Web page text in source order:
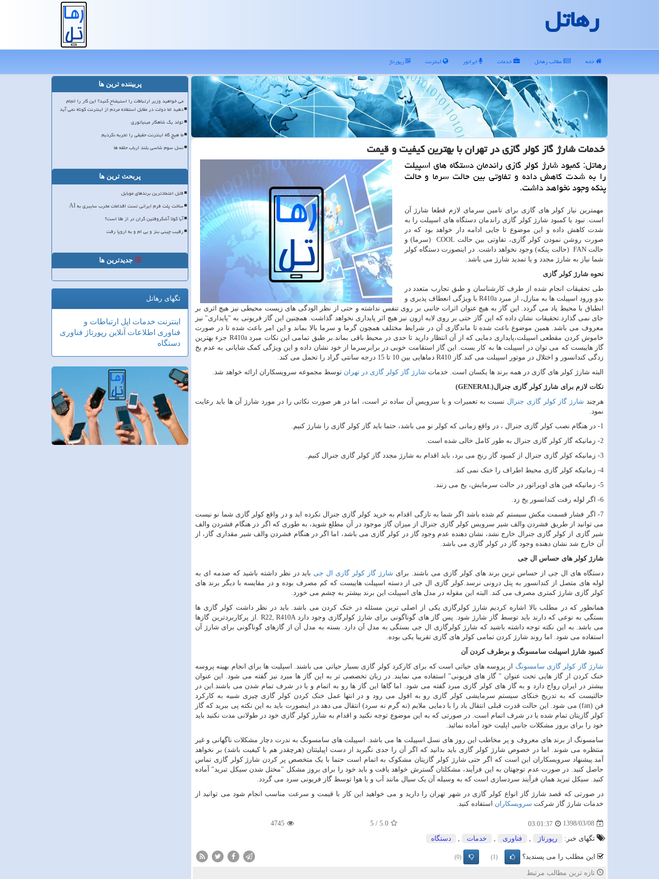
رهاتل
خانه مطالب رهاتل خدمات اپراتور اینترنت رپورتاژ
خدمات شارژ گاز كولر گازی در تهران با بهترین كیفیت و قیمت
رهاتل: كمبود شارژ كولر گازی راندمان دستگاه های اسپیلت
را به شدت كاهش داده و تفاوتی بین حالت سرما و حالت
پنكه وجود نخواهد داشت.
مهمترین نیاز کولر های گازی برای تامین سرمای لازم قطعا شارژ آن
است. نبود یا کمبود شارژ کولر گازی راندمان دستگاه های اسپیلت را به
شدت کاهش داده و این موضوع تا جایی ادامه دار خواهد بود که در
صورت روشن نمودن کولر گازی، تفاوتی بین حالت COOL
(سرما) و
حالت FAN (حالت پنکه) وجود نخواهد داشت. در اینصورت دستگاه کولر
شما نیاز به شارژ مجدد و یا تمدید شارژ می باشد.
نحوه شارژ کولر گازی
طی تحقیقات انجام شده از طرف کارشناسان و طبق تجارب متعدد در
بدو ورود اسپیلت ها به منازل، از مبرد R410a با ویژگی انعطاف پذیری و
انطباق با محیط یاد می گردد. این گاز به هیچ عنوان اثرات جانبی بر روی تنفس نداشته و حتی از نظر الودگی های زیست محیطی نیز هیچ اثری بر
جای نمی گذارد.تحقیقات نشان داده که این گاز حتی بر روی لایه ازون نیز هیچ اثر پایداری نخواهد گذاشت. همچنین این گاز فریونی به "پایداری" نیز
معروف می باشد. همین موضوع باعث شده تا ماندگاری آن در شرایط مختلف همچون گرما و سرما بالا بماند و این امر باعث شده تا در صورت
خاموش کردن مقطعی اسپیلت،پایداری دمایی که از آن انتظار دارید تا حدی در محیط باقی بماند.بر طبق تمامی این نکات مبرد R410a جزء بهترین
گاز هاییست که می توان در اسپیلت ها به کار بست. این گاز استقامت خوبی در برابرسرما از خود نشان داده و این ویژگی کمک شایانی به عدم یخ
زدگی کندانسور و اختلال در موتور اسپیلت می کند.گاز R410 دماهایی بین 10 تا 15 درجه سانتی گراد را تحمل می کند.
البته شارژ کولر های گازی در همه برند ها یکسان است. خدمات شارژ گاز کولر گازی در تهران توسط مجموعه سرویسکاران ارائه خواهد شد.
نکات لازم برای شارژ کولر گازی جنرال(GENERAL)
هرچند شارژ گاز کولر گازی جنرال نسبت به تعمیرات و یا سرویس آن ساده تر است، اما در هر صورت نکاتی را در مورد شارژ آن ها باید رعایت
نمود.
1- در هنگام نصب کولر گازی جنرال ، در واقع زمانی که کولر نو می باشد، حتما باید گاز کولر گازی را شارژ کنیم.
2- زمانیکه گاز کولر گازی جنرال به طور کامل خالی شده است.
3- زمانیکه کولر گازی جنرال از کمبود گاز رنج می برد، باید اقدام به شارژ مجدد گاز کولر گازی جنرال کنیم.
4- زمانیکه کولر گازی محیط اطراف را خنک نمی کند.
5- زمانیکه فین های اوپراتور در حالت سرمایش، یخ می زنند.
6- اگر لوله رفت کندانسور یخ زد.
7- اگر فشار قسمت مکش سیستم کم شده باشد اگر شما به تازگی اقدام به خرید کولر گازی جنرال نکرده اید و در واقع کولر گازی شما نو نیست
می توانید از طریق فشردن والف شیر سرویس کولر گازی جنرال از میزان گاز موجود در آن مطلع شوید، به طوری که اگر در هنگام فشردن والف
شیر گازی از کولر گازی جنرال خارج نشد، نشان دهنده عدم وجود گاز در کولر گازی می باشد، اما اگر در هنگام فشردن والف شیر مقداری گاز، از
آن خارج شد نشان دهنده وجود گاز در کولر گازی می باشد.
شارژ کولر های حساس ال جی
دستگاه های ال جی از حساس ترین برند های کولر گازی می باشند. برای شارژ گاز کولر گازی ال جی باید در نظر داشته باشید که صدمه ای به
لوله های متصل از کندانسور به پنل درونی نرسد.کولر گازی ال جی از دسته اسپیلت هاییست که کم مصرف بوده و در مقایسه با دیگر برند های
کولر گازی شارژ کمتری مصرف می کند. البته این مقوله در مدل های اسپیلت این برند بیشتر به چشم می خورد.
همانطور که در مطلب بالا اشاره کردیم شارژ کولرگازی یکی از اصلی ترین مسئله در خنک کردن می باشد. باید در نظر داشت کولر گازی ها
بستگی به نوعی که دارند باید توسط گاز شارژ شود. پس گاز های گوناگونی برای شارژ کولرگازی وجود دارد . R22, R410A
از پرکاربردترین گازها
می باشد. به این نکته توجه داشته باشید که شارژ کولرگازی ال جی بستگی به مدل آن دارد. بسته به مدل آن از گازهای گوناگونی برای شارژ آن
استفاده می شود. اما روند شارژ کردن تمامی کولر های گازی تقریبا یکی بوده.
کمبود شارژ اسپیلت سامسونگ و برطرف کردن آن
شارژ گاز کولر گازی سامسونگ از پروسه های حیاتی است که برای کارکرد کولر گازی بسیار حیاتی می باشند. اسپلیت ها برای انجام بهینه پروسه
خنک کردن از گاز هایی تحت عنوان " گاز های فریونی" استفاده می نمایند. در زبان تخصصی تر به این گاز ها مبرد نیز گفته می شود. این عنوان
بیشتر در ایران رواج دارد و به گاز های کولر گازی مبرد گفته می شود. اما گاها این گاز ها رو به اتمام و یا در شرف تمام شدن می باشند.این در
حالتیست که به تدریج خنکای سیستم سرمایشی کولر گازی رو به افول می رود و در انتها عمل خنک کردن کولر گازی چیزی شبیه به کارکرد
فن (fan) می شود. این حالت قدرت قبلی انتقال باد را با دمایی ملایم (نه گرم نه سرد) انتقال می دهد.در اینصورت باید به این نکته پی ببرید که گاز
کولر گازیتان تمام شده یا در شرف اتمام است. در صورتی که به این موضوع توجه نکنید و اقدام به شارز کولر گازی خود در طولانی مدت نکنید باید
خود را برای بروز مشکلات جانبی اپلیت خود آماده نمائید.
سامسونگ از برند های معروف و پر مخاطب این روز های نسل اسپیلت ها می باشد. اسپیلت های سامسونگ به ندرت دچار مشکلات ناگهانی و غیر
منتظره می شوند. اما در خصوص شارژ کولر گازی باید بدانید که اگر آن را جدی نگیرید از دست اپیلیتتان (هرچقدر هم با کیفیت باشد) بر نخواهد
آمد.پیشنهاد سرویسکاران این است که اگر حتی شارژ کولر گازیتان مشکوک به اتمام است حتما با یک متخصص پر کردن شارژ کولر گازی تماس
حاصل کنید. در صورت عدم توجهتان به این فرآیند، مشکلتان گسترش خواهد یافت و باید خود را برای بروز مشکل "مختل شدن سیکل تبرید" آماده
کنید. سیکل تبرید همان فرآیند سردسازی است که به وسیله آن یک سیال مانند آب و یا هوا توسط گاز فریونی سرد می گردد.
در صورتی که قصد شارژ گاز انواع کولر گازی در شهر تهران را دارید و می خواهید این کار با قیمت و سرعت مناسب انجام شود می توانید از
خدمات شارژ گاز شرکت سرویسکاران استفاده کنید.
1398/03/08
03:01:37
5.0
/
5
4745
تگهای خبر: رپورتاژ فناوری خدمات دستگاه
این مطلب را می پسندید؟ (1)
(0)
تازه ترین مطالب مرتبط
پربیننده ترین ها
می خواهید وزیر ارتباطات را استیضاح کنید؟ این کار را انجام
دهید اما دولت در مقابل استفاده مردم از اینترنت کوتاه نمی آید
تولد یک شاهکار مینیاتوری
ما هیچ گاه اینترنت حقیقی را تجربه نکردیم
نسل سوم شاسی بلند ارباب حلقه ها
پربحث ترین ها
قابل اعتمادترین برندهای موبایل
ساخت پلت فرم ایرانی تست اقدامات مخرب سایبری به AI
آیا کولا آشکروفتین گران تر از طلا است؟
رقیب چینی بنز و بی ام و به اروپا رفت
جدیدترین ها
تگهای رهاتل
اینترنت خدمات اپل ارتباطات و
فناوری اطلاعات آنلاین رپورتاژ فناوری
دستگاه